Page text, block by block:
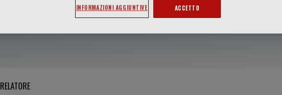
RELATORE
INFORMAZIONI AGGIUNTIVE ACCETTO